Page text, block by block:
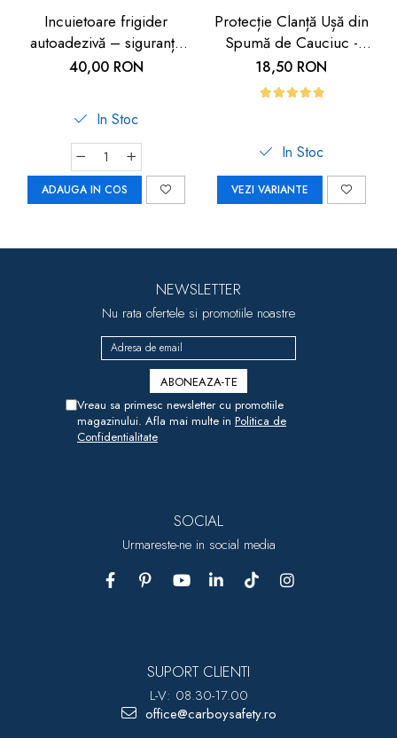
Incuietoare frigider
autoadezivă – siguranță
copii 2 buc
40,00 RON
In Stoc
ADAUGA IN COS
Protecție Clanță Ușă din
Spumă de Cauciuc -
Siguranță pentru Copii |
Car Boy Safety
18,50 RON
In Stoc
VEZI VARIANTE
NEWSLETTER
Nu rata ofertele si promotiile noastre
Vreau sa primesc newsletter cu promotiile
magazinului. Afla mai multe in Politica de
Confidentialitate
SOCIAL
Urmareste-ne in social media
SUPORT CLIENTI
L-V: 08.30-17.00
office@carboysafety.ro